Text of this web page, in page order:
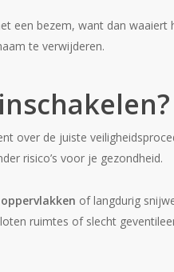
een bezem, want dan waaiert
te verwijderen.
over de juiste
risico’s voor je gezondheid.
of langdurig
ruimtes of slecht